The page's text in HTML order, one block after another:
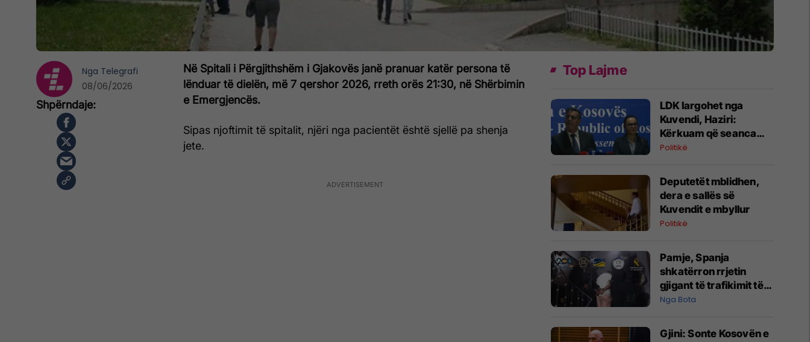
Në Spitali i Përgjithshëm i Gjakovës janë pranuar katër persona të
lënduar të dielën, më 7 qershor 2026, rreth orës 21:30, në Shërbimin
e Emergjencës.
Sipas njoftimit të spitalit, njëri nga pacientët është sjellë pa shenja
jete.
Nga Telegrafi
08/06/2026
Top Lajme
LDK largohet nga
Kuvendi, Haziri:
Kërkuam që seanca
konstituive të mbahet
Politikë
Deputetët mblidhen,
dera e sallës së
Kuvendit e mbyllur
Politikë
Pamje, Spanja
shkatërron rrjetin
gjigant të trafikimit të
emigrantëve dhe
Nga Bota
Gjini: Sonte Kosovën e